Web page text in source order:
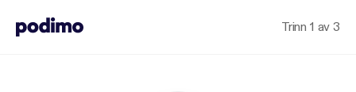
Trinn 1 av 3